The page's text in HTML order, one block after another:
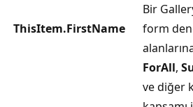
ThisItem.FirstName
Bir
form
ForAll,
ve diğer